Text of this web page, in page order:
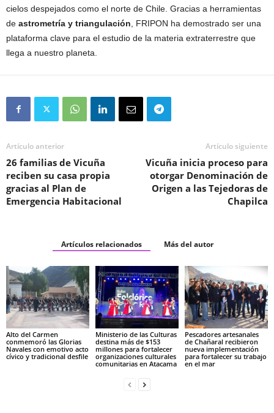
cielos despejados como el norte de Chile. Gracias a herramientas
de astrometría y triangulación, FRIPON ha demostrado ser una
plataforma clave para el estudio de la materia extraterrestre que
llega a nuestro planeta.
Artículo anterior
26 familias de Vicuña
reciben su casa propia
gracias al Plan de
Emergencia Habitacional
Artículo siguiente
Vicuña inicia proceso para
otorgar Denominación de
Origen a las Tejedoras de
Chapilca
Artículos relacionados Más del autor
Alto del Carmen
conmemoró las Glorias
Navales con emotivo acto
cívico y tradicional desfile
Ministerio de las Culturas
destina más de $153
millones para fortalecer
organizaciones culturales
comunitarias en Atacama
Pescadores artesanales
de Chañaral recibieron
nueva implementación
para fortalecer su trabajo
en el mar